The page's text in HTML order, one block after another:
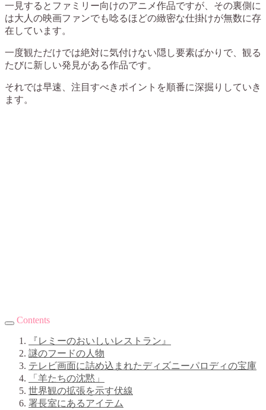
一見するとファミリー向けのアニメ作品ですが、その裏側に
は大人の映画ファンでも唸るほどの緻密な仕掛けが無数に存
在しています。
一度観ただけでは絶対に気付けない隠し要素ばかりで、観る
たびに新しい発見がある作品です。
それでは早速、注目すべきポイントを順番に深掘りしていき
ます。
Contents
『レミーのおいしいレストラン』
謎のフードの人物
テレビ画面に詰め込まれたディズニーパロディの宝庫
「羊たちの沈黙」
世界観の拡張を示す伏線
署長室にあるアイテム